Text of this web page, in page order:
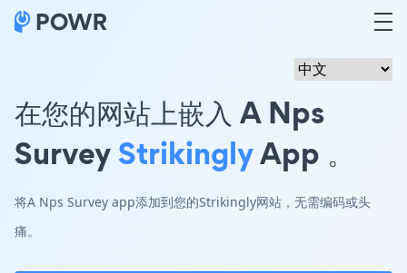
在您的网站上嵌入 A Nps
SurveyStrikinglyApp 。
将A Nps Survey app添加到您的Strikingly网站，无需编码或头
痛。